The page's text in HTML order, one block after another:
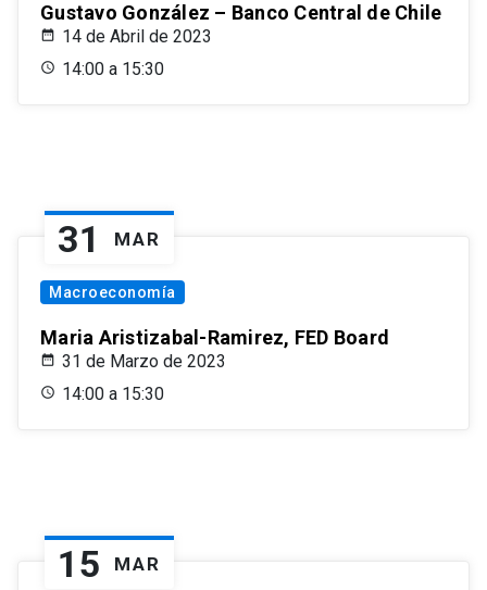
Gustavo González – Banco Central de Chile
14 de Abril de 2023
14:00 a 15:30
31 MAR
Macroeconomía
Maria Aristizabal-Ramirez, FED Board
31 de Marzo de 2023
14:00 a 15:30
15 MAR